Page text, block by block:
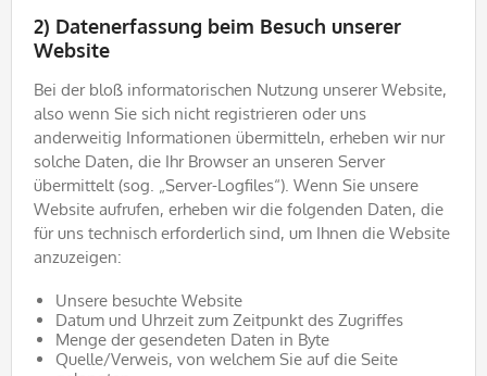
2) Datenerfassung beim Besuch unserer
Website
Bei der bloß informatorischen Nutzung unserer Website,
also wenn Sie sich nicht registrieren oder uns
anderweitig Informationen übermitteln, erheben wir nur
solche Daten, die Ihr Browser an unseren Server
übermittelt (sog. „Server-Logfiles“). Wenn Sie unsere
Website aufrufen, erheben wir die folgenden Daten, die
für uns technisch erforderlich sind, um Ihnen die Website
anzuzeigen:
Unsere besuchte Website
Datum und Uhrzeit zum Zeitpunkt des Zugriffes
Menge der gesendeten Daten in Byte
Quelle/Verweis, von welchem Sie auf die Seite